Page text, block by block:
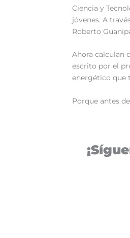
Ciencia y
jóvenes. A
Roberto
Ahora calculan
escrito por el
energético que
Porque antes